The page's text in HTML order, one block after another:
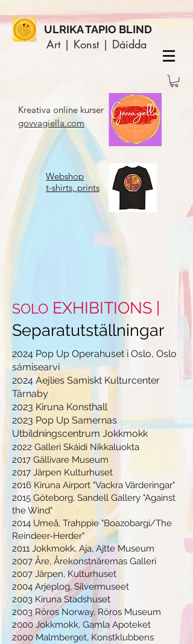
ULRIKA TAPIO BLIND
Art | Konst | Dáidda
Kreativa online kurser
govvagiella.com
Webshop
t-shirts, prints
SOLO EXHIBITIONS |
Separatutställningar
2024 Pop Up Operahuset i Oslo, Oslo
sámisearvi
2024 Aejlies Samiskt Kulturcenter
Tärnaby
2023 Kiruna Konsthall
2023 Pop Up Samernas
Utbildningscentrum Jokkmokk
2022 Galleri Skáidi Nikkaluokta
2017 Gällivare Museum
2017 Järpen Kulturhuset
2016 Kiruna Airport "Vackra Värderingar"
2015 Göteborg, Sandell Gallery "Against
the Wind"
2014 Umeå, Trahppie "Boazobargi/The
Reindeer-Herder"
2011 Jokkmokk, Aja, Ajtte Museum
2007 Åre, Årekonstnärernas Galleri
2007 Järpen, Kulturhuset
2004 Arjeplog, Silvermuseet
2003 Kiruna Stadshuset
2003 Röros Norway, Röros Museum
2000 Jokkmokk, Gamla Apoteket
2000 Malmberget, Konstklubbens